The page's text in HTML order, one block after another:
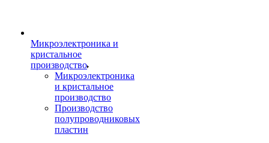
Микроэлектроника и
кристальное
производство
Микроэлектроника
и кристальное
производство
Производство
полупроводниковых
пластин